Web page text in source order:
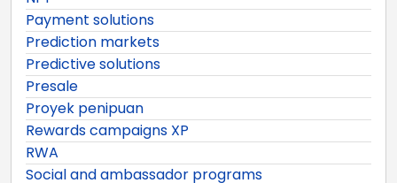
Payment solutions
Prediction markets
Predictive solutions
Presale
Proyek penipuan
Rewards campaigns XP
RWA
Social and ambassador programs